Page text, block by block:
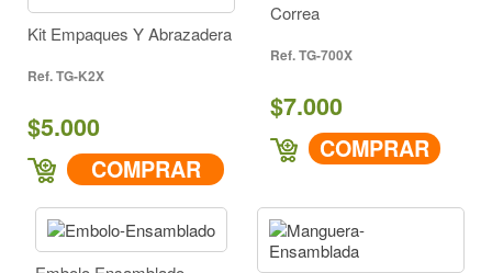
Kit Empaques Y Abrazadera
TG-K2X
$5.000
COMPRAR
Correa
TG-700X
$7.000
COMPRAR